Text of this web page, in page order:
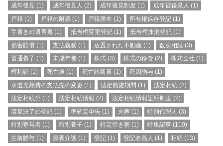
成年後見 (1) 成年後見人 (2) 成年後見制度(1) 成年被後見人 (1)
戸籍 (1) 戸籍の附票(1) 戸籍謄本 (1) 所有権保存登記 (1)
手書きの遺言書 (1) 抵当権変更登記(1) 抵当権抹消登記(1)
損害賠償 (1) 支払義務 (1) 放置された不動産(1) 数次相続 (3)
普通養子 (1) 未成年者(1) 株式(3) 株式の移管 (2) 株式会社 (1)
権利証 (1) 死亡届 (1) 死亡診断書(1) 死因贈与 (1)
水道光熱費の支払先の変更 (1) 法定熟慮期間 (1) 法定相続(2)
法定相続分 (1) 法定相続情報 (2) 法定相続情報証明制度(2)
清算決了の登記 (1) 準確定申告(1) 火葬(1) 特別代理人 (3)
特別寄与者 (1) 特別養子(1) 特定空き家 (1) 特集記事 (110)
生前贈与 (1) 療養介護 (1) 登記(1) 登記名義人 (1) 相続 (13)